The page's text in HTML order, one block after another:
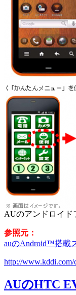
AUのアンドロイド
参照元：
auのAndroid™搭載
http://www.kddi.com/
AUのHTC